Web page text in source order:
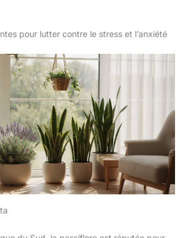
pour lutter contre le stress et l’anxiété